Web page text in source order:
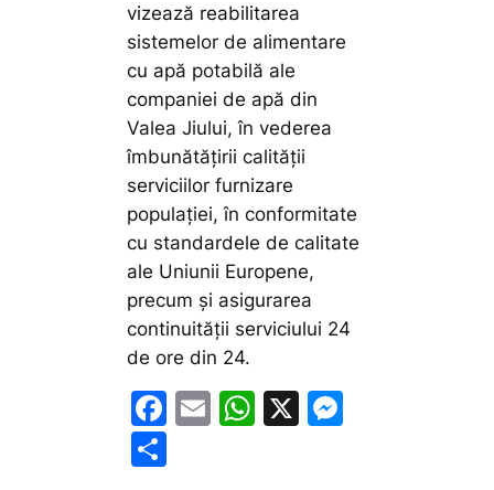
vizează reabilitarea
sistemelor de alimentare
cu apă potabilă ale
companiei de apă din
Valea Jiului, în vederea
îmbunătățirii calității
serviciilor furnizare
populației, în conformitate
cu standardele de calitate
ale Uniunii Europene,
precum și asigurarea
continuității serviciului 24
de ore din 24.
F
E
W X